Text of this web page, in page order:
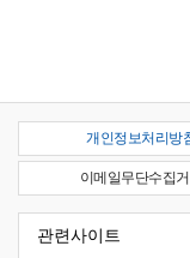
개인정보처리방
이메일무단수집